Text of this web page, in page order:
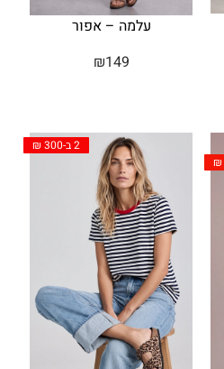
עלמה – אפור
₪149
2 ב-300 ₪